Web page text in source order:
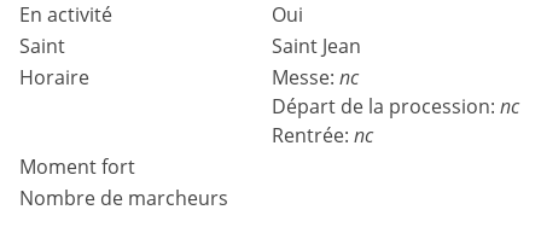
En activité
Oui
Saint
Saint Jean
Horaire
Messe: nc
Départ de la procession: nc
Rentrée: nc
Moment fort
Nombre de marcheurs